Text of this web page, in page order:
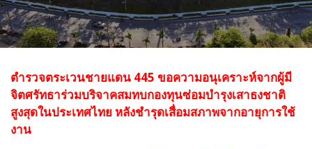
ตำรวจตระเวนชายแดน 445 ขอความอนุเคราะห์จากผู้มี
จิตศรัทธาร่วมบริจาคสมทบกองทุนซ่อมบำรุงเสาธงชาติ
สูงสุดในประเทศไทย หลังชำรุดเสื่อมสภาพจากอายุการใช้
งาน